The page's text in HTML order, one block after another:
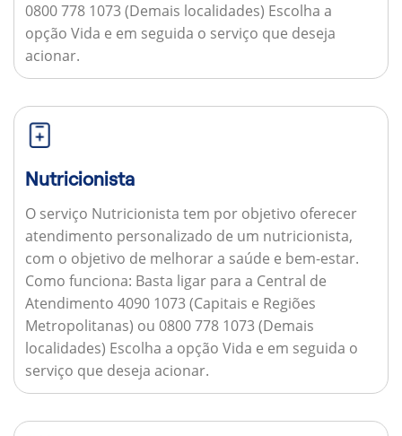
0800 778 1073 (Demais localidades) Escolha a
opção Vida e em seguida o serviço que deseja
acionar.
Nutricionista
O serviço Nutricionista tem por objetivo oferecer
atendimento personalizado de um nutricionista,
com o objetivo de melhorar a saúde e bem-estar.
Como funciona: Basta ligar para a Central de
Atendimento 4090 1073 (Capitais e Regiões
Metropolitanas) ou 0800 778 1073 (Demais
localidades) Escolha a opção Vida e em seguida o
serviço que deseja acionar.